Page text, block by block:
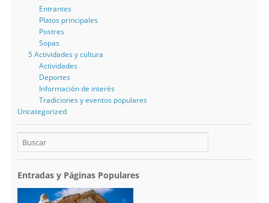
Entrantes
Platos principales
Postres
Sopas
5 Actividades y cultura
Actividades
Deportes
Información de interés
Tradiciones y eventos populares
Uncategorized
Entradas y Páginas Populares